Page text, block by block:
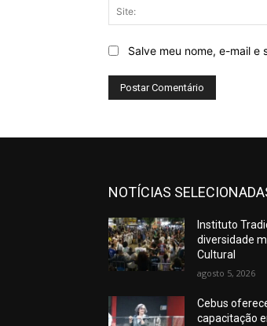
Salve meu nome, e-mail
NOTÍCIAS
Instituto
diversidade
Cultural
agosto 5, 2026
Cebus
capacitação